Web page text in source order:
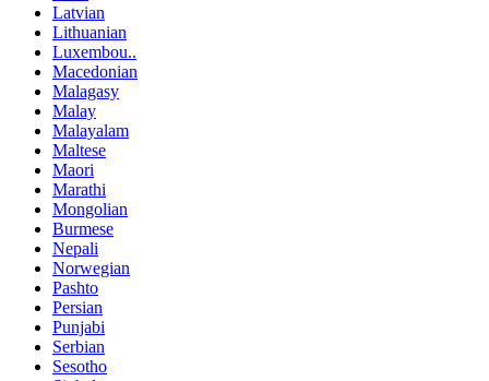
Latvian
Lithuanian
Luxembou..
Macedonian
Malagasy
Malay
Malayalam
Maltese
Maori
Marathi
Mongolian
Burmese
Nepali
Norwegian
Pashto
Persian
Punjabi
Serbian
Sesotho